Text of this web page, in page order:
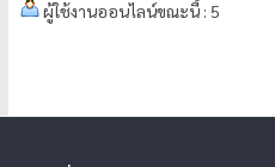
ผู้ใช้งานออนไลน์ขณะนี้ : 5